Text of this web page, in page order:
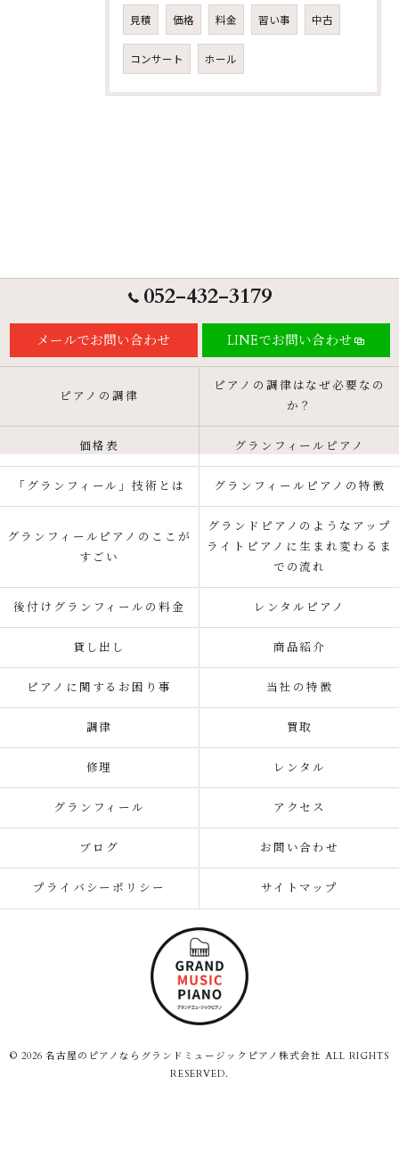
見積 価格 料金 習い事 中古
コンサート ホール
052-432-3179
メールでお問い合わせ LINEでお問い合わせ
ピアノの調律
ピアノの調律はなぜ必要なの
か？
価格表 グランフィールピアノ
「グランフィール」技術とは グランフィールピアノの特徴
グランフィールピアノのここが
すごい
グランドピアノのようなアップ
ライトピアノに生まれ変わるま
での流れ
後付けグランフィールの料金 レンタルピアノ
貸し出し 商品紹介
ピアノに関するお困り事 当社の特徴
調律 買取
修理 レンタル
グランフィール アクセス
ブログ お問い合わせ
プライバシーポリシー サイトマップ
© 2026 名古屋のピアノならグランドミュージックピアノ株式会社 ALL RIGHTS
RESERVED.